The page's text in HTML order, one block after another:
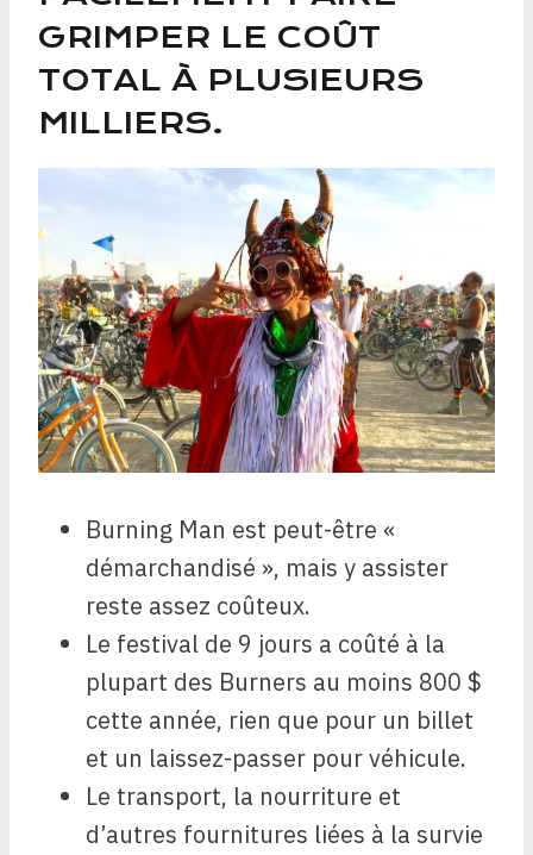
GRIMPER LE COÛT
TOTAL À PLUSIEURS
MILLIERS.
Burning Man est peut-être «
démarchandisé », mais y assister
reste assez coûteux.
Le festival de 9 jours a coûté à la
plupart des Burners au moins 800 $
cette année, rien que pour un billet
et un laissez-passer pour véhicule.
Le transport, la nourriture et
d’autres fournitures liées à la survie